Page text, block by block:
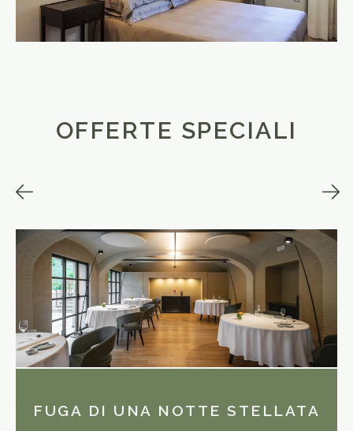
OFFERTE SPECIALI
FUGA DI UNA NOTTE STELLATA